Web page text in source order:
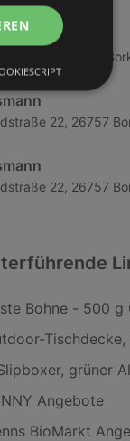
6, 26757
22, 26757
22, 26757
Bohne - 500 g
grüner
Angebote
BioMarkt